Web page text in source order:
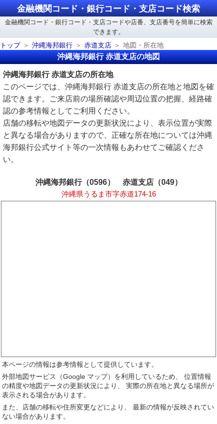
金融機関コード・銀行コード・支店コード検索
金融機関コード・銀行コード・支店コードや店番、支店番号を簡単に検索
できます。
トップ
沖縄海邦銀行 赤道支店 地図・所在地
沖縄海邦銀行 赤道支店の地図
沖縄海邦銀行 赤道支店の所在地
このページでは、沖縄海邦銀行 赤道支店の所在地と地図を確
認できます。ご来店前の場所確認や周辺位置の把握、経路確
認の参考情報としてご利用ください。
店舗の移転や地図データの更新状況により、表示位置が実際
と異なる場合がありますので、正確な所在地については沖縄
海邦銀行公式サイト等の一次情報もあわせてご確認くださ
い。
沖縄海邦銀行（0596） 赤道支店（049）
沖縄県うるま市字赤道174-16
本ページの情報は参考情報として提供しています。
外部地図サービス（Google マップ）を利用しているため、 位置情報
の精度や地図データの更新状況により、 実際の所在地と異なる場所が
表示される場合があります。
また、店舗の移転や住所変更などにより、 最新の情報が反映されてい
ない場合があります。